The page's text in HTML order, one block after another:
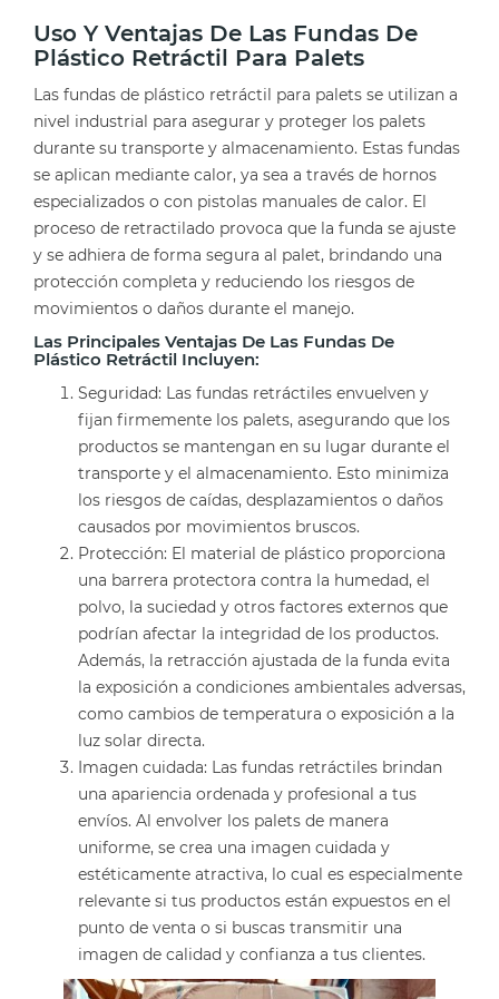
Uso Y Ventajas De Las Fundas De
Plástico Retráctil Para Palets
Las fundas de plástico retráctil para palets se utilizan a
nivel industrial para asegurar y proteger los palets
durante su transporte y almacenamiento. Estas fundas
se aplican mediante calor, ya sea a través de hornos
especializados o con pistolas manuales de calor. El
proceso de retractilado provoca que la funda se ajuste
y se adhiera de forma segura al palet, brindando una
protección completa y reduciendo los riesgos de
movimientos o daños durante el manejo.
Las Principales Ventajas De Las Fundas De
Plástico Retráctil Incluyen:
Seguridad: Las fundas retráctiles envuelven y
fijan firmemente los palets, asegurando que los
productos se mantengan en su lugar durante el
transporte y el almacenamiento. Esto minimiza
los riesgos de caídas, desplazamientos o daños
causados por movimientos bruscos.
Protección: El material de plástico proporciona
una barrera protectora contra la humedad, el
polvo, la suciedad y otros factores externos que
podrían afectar la integridad de los productos.
Además, la retracción ajustada de la funda evita
la exposición a condiciones ambientales adversas,
como cambios de temperatura o exposición a la
luz solar directa.
Imagen cuidada: Las fundas retráctiles brindan
una apariencia ordenada y profesional a tus
envíos. Al envolver los palets de manera
uniforme, se crea una imagen cuidada y
estéticamente atractiva, lo cual es especialmente
relevante si tus productos están expuestos en el
punto de venta o si buscas transmitir una
imagen de calidad y confianza a tus clientes.